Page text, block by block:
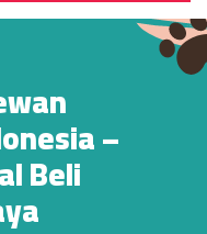
–
Beli